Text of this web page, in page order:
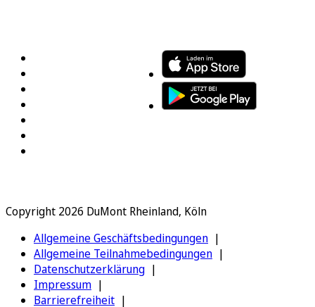
Copyright 2026 DuMont Rheinland, Köln
Allgemeine Geschäftsbedingungen
Allgemeine Teilnahmebedingungen
Datenschutzerklärung
Impressum
Barrierefreiheit